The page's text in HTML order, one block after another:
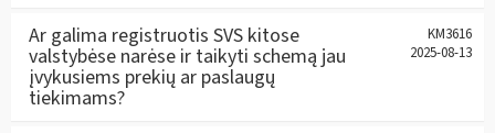
Ar galima registruotis SVS kitose
valstybėse narėse ir taikyti schemą jau
įvykusiems prekių ar paslaugų
tiekimams?
KM3616
2025-08-13